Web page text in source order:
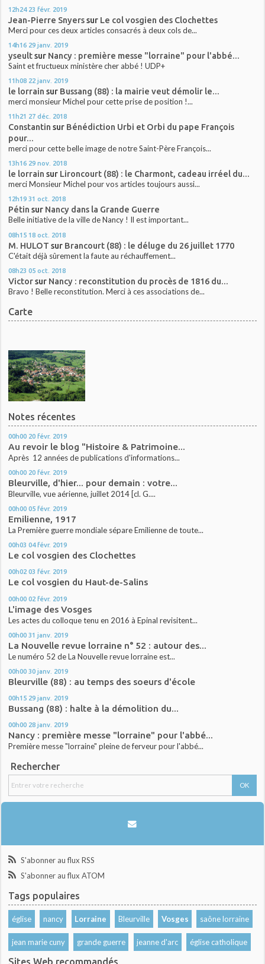
12h24 23 févr. 2019
Jean-Pierre Snyerssur Le col vosgien des Clochettes
Merci pour ces deux articles consacrés à deux cols de...
14h16 29 janv. 2019
yseultsur Nancy : première messe "lorraine" pour l'abbé...
Saint et fructueux ministère cher abbé ! UDP+
11h08 22 janv. 2019
le lorrain sur Bussang (88) : la mairie veut démolir le...
merci monsieur Michel pour cette prise de position !...
11h21 27 déc. 2018
Constantin sur Bénédiction Urbi et Orbi du pape François
pour...
merci pour cette belle image de notre Saint-Père François...
13h16 29 nov. 2018
le lorrain sur Lironcourt (88) : le Charmont, cadeau irréel du...
merci Monsieur Michel pour vos articles toujours aussi...
12h19 31 oct. 2018
Pétin sur Nancy dans la Grande Guerre
Belle initiative de la ville de Nancy ! Il est important...
08h15 18 oct. 2018
M. HULOT sur Brancourt (88) : le déluge du 26 juillet 1770
C'était déjà sûrement la faute au réchauffement...
08h23 05 oct. 2018
Victorsur Nancy : reconstitution du procès de 1816 du...
Bravo ! Belle reconstitution. Merci à ces associations de...
Carte
Notes récentes
00h00 20 févr. 2019
Au revoir le blog "Histoire & Patrimoine...
Après 12 années de publications d'informations...
00h00 20 févr. 2019
Bleurville, d'hier... pour demain : votre...
Bleurville, vue aérienne, juillet 2014 [cl. G....
00h00 05 févr. 2019
Emilienne, 1917
La Première guerre mondiale sépare Emilienne de toute...
00h03 04 févr. 2019
Le col vosgien des Clochettes
00h02 03 févr. 2019
Le col vosgien du Haut-de-Salins
00h00 02 févr. 2019
L'image des Vosges
Les actes du colloque tenu en 2016 à Epinal revisitent...
00h00 31 janv. 2019
La Nouvelle revue lorraine n° 52 : autour des...
Le numéro 52 de La Nouvelle revue lorraine est...
00h00 30 janv. 2019
Bleurville (88) : au temps des soeurs d'école
00h15 29 janv. 2019
Bussang (88) : halte à la démolition du...
00h00 28 janv. 2019
Nancy : première messe "lorraine" pour l'abbé...
Première messe "lorraine" pleine de ferveur pour l'abbé...
Rechercher
S'abonner au flux RSS
S'abonner au flux ATOM
Tags populaires
église nancy Lorraine Bleurville Vosges saône lorraine
jean marie cuny grande guerre jeanne d'arc église catholique
Sites Web recommandés